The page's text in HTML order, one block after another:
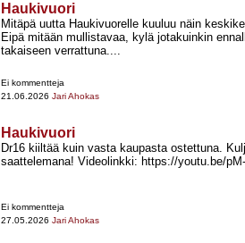
Haukivuori
Mitäpä uutta Haukivuorelle kuuluu näin
Eipä mitään mullistavaa, kylä jotakuinkin
takaiseen verrattuna....
Ei kommentteja
21.06.2026 Jari Ahokas
Haukivuori
Dr16 kiiltää kuin vasta kaupasta ostettuna.
saattelemana! Videolinkki: https://youtu.be/
Ei kommentteja
27.05.2026 Jari Ahokas